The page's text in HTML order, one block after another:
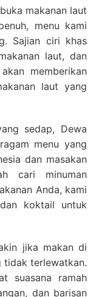
makanan laut
menu kami
Sajian ciri khas
laut, dan
memberikan
laut yang
sedap, Dewa
menu yang
dan masakan
cari minuman
Anda, kami
koktail untuk
jika makan di
tidak terlewatkan.
suasana ramah
dan barisan